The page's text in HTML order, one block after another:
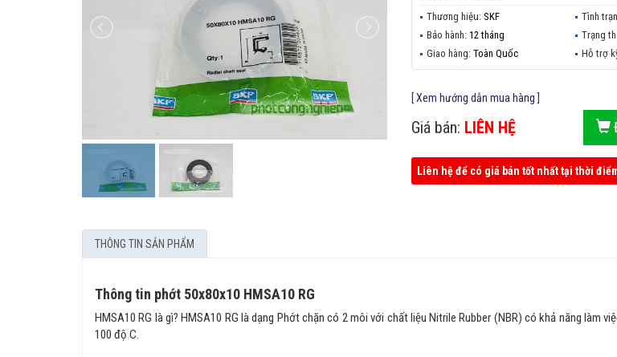
Thương hiệu: SKF Tình
Bảo hành: 12 tháng Trạng
Giao hàng: Toàn Quốc Hỗ trợ
[Xem hướng dẫn mua hàng
Giá bán: LIÊN HỆ
Liên hệ để có giá bán tốt nhất tại thời
THÔNG TIN SẢN PHẨM
Thông tin phớt 50x80x10 HMSA10 RG
HMSA10 RG là gì? HMSA10 RG là dạng Phớt chặn có 2 môi với chất liệu Nitrile Rubber (NBR) có khả năng làm
100 độ C.